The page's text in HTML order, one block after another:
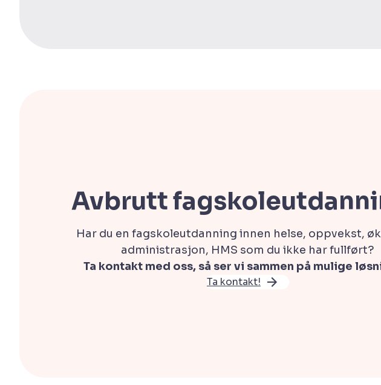
Avbrutt
Har du en fagskoleutdanning innen helse, oppvekst,
administrasjon, HMS som du ikke har fullført?
Ta kontakt med oss, så ser vi sammen på mulige
Ta kontakt!